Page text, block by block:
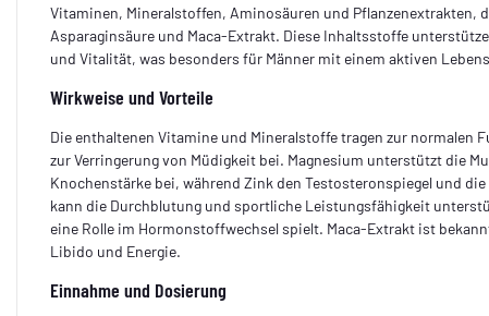
Vitaminen, Mineralstoffen, Aminosäuren und Pflanzenextrakten,
Asparaginsäure und Maca-Extrakt. Diese Inhaltsstoffe
und Vitalität, was besonders für Männer mit einem aktiven
Wirkweise und Vorteile
Die enthaltenen Vitamine und Mineralstoffe tragen zur normalen
zur Verringerung von Müdigkeit bei. Magnesium unterstützt die
Knochenstärke bei, während Zink den Testosteronspiegel und
kann die Durchblutung und sportliche Leistungsfähigkeit
eine Rolle im Hormonstoffwechsel spielt. Maca-Extrakt ist
Libido und Energie.
Einnahme und Dosierung